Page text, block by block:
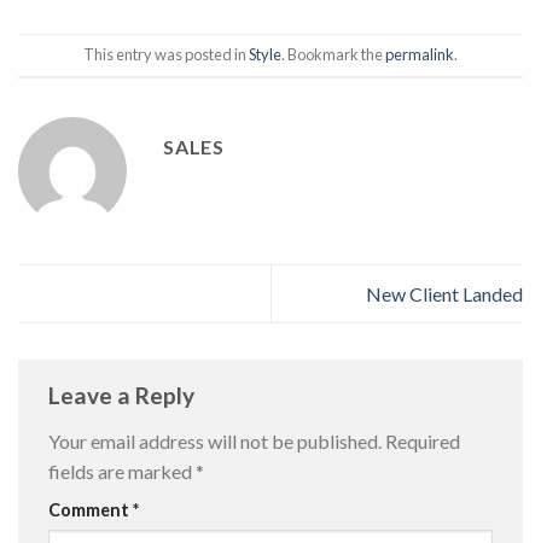
This entry was posted inStyle. Bookmark thepermalink.
SALES
New Client Landed
Leave a Reply
Your email address will not be published. Required
fields are marked *
Comment *